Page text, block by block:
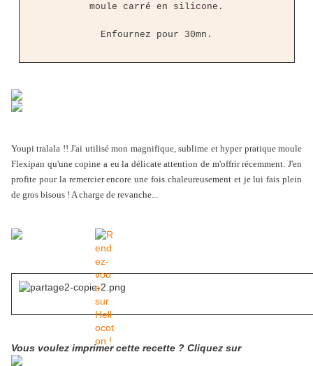
moule carré en silicone.
Enfournez pour 30mn.
Youpi tralala !! J'ai utilisé mon magnifique, sublime et hyper pratique moule
Flexipan qu'une copine a eu la délicate attention de m'offrir récemment. J'en
profite pour la remercier encore une fois chaleureusement et je lui fais plein
de gros bisous ! A charge de revanche...
Vous voulez imprimer cette recette ? Cliquez sur